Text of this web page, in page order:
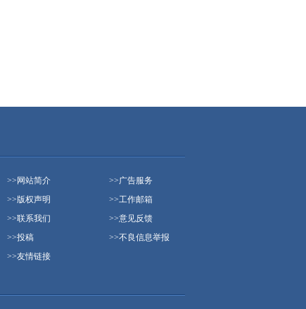
>> 网站简介 >>广告服务
>>版权声明 >>工作邮箱
>>联系我们 >>意见反馈
>>投稿 >>不良信息举报
>>友情链接